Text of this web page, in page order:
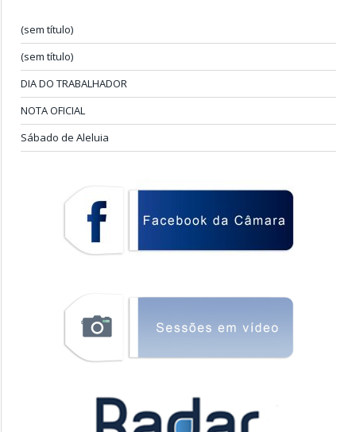
(sem título)
(sem título)
DIA DO TRABALHADOR
NOTA OFICIAL
Sábado de Aleluia